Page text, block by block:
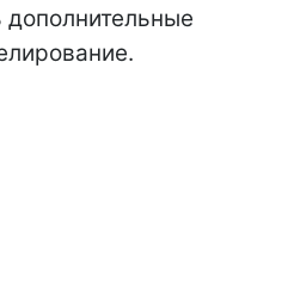
дополнительные